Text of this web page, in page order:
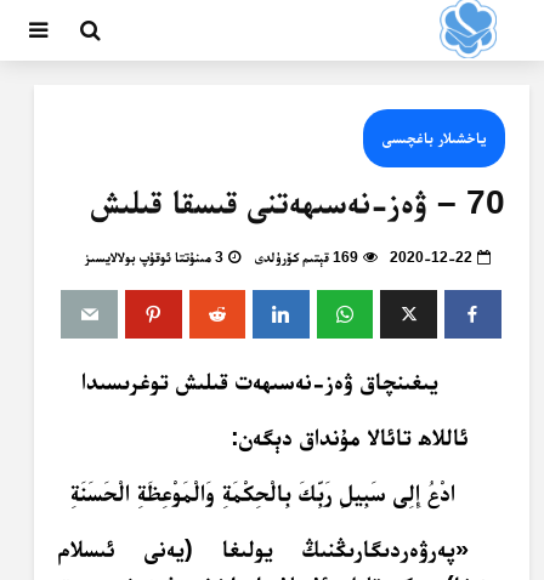
ياخشىلار باغچىسى
70 – ۋەز-نەسىھەتنى قىسقا قىلىش
2020-12-22 169 قېتىم كۆرۈلدى 3 مىنۇتتا ئوقۇپ بولالايسىز
يىغىنچاق ۋەز-نەسىھەت قىلىش توغرىسىدا
ئاللاھ تائالا مۇنداق دېگەن:
ادْعُ إِلِى سَبِيلِ رَبِّكَ بِالْحِكْمَةِ وَالْمَوْعِظَةِ الْحَسَنَةِ
«پەرۋەردىگارىڭنىڭ يولىغا (يەنى ئىسلام